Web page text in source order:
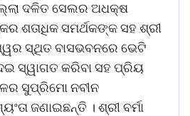
ଦଳିତ ସେଲର ଅଧକ୍ଷ
ଶତାଧିକ ସମର୍ଥକଙ୍କ ସହ ଶ୍ରୀ
ସ୍ଥିତ ବାସଭବନରେ ଭେଟି
ସ୍ୱାଗତ କରିବା ସହ ପ୍ରିୟ
ସୁପ୍ରିମୋ ନବୀନ
ଜଣାଇଛନ୍ତି । ଶ୍ରୀ ବର୍ମା